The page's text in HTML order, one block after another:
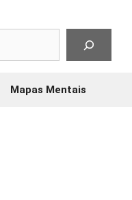
Mapas Mentais